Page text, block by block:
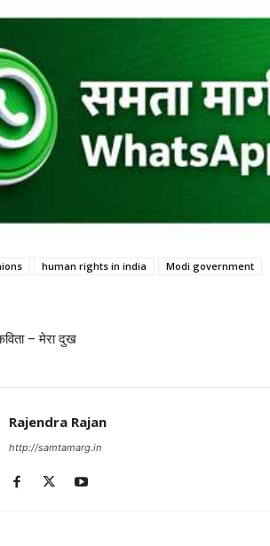
human rights in india Modi government
– मेरा दुख
Rajendra Rajan
http://samtamarg.in